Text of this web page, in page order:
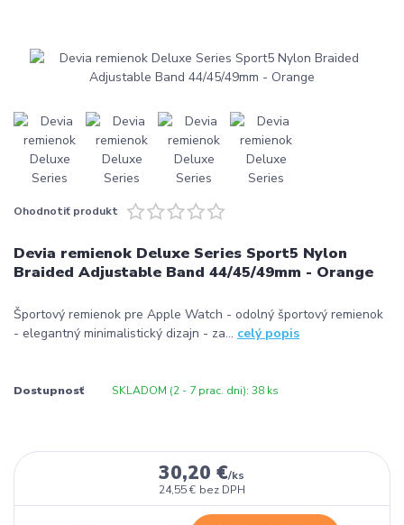
Ohodnotiť produkt
Devia remienok Deluxe Series Sport5 Nylon
Braided Adjustable Band 44/45/49mm - Orange
Športový remienok pre Apple Watch - odolný športový remienok
- elegantný minimalistický dizajn - za... celý popis
Dostupnosť SKLADOM (2 - 7 prac. dni): 38 ks
30,20 €/ks
24,55 € bez DPH